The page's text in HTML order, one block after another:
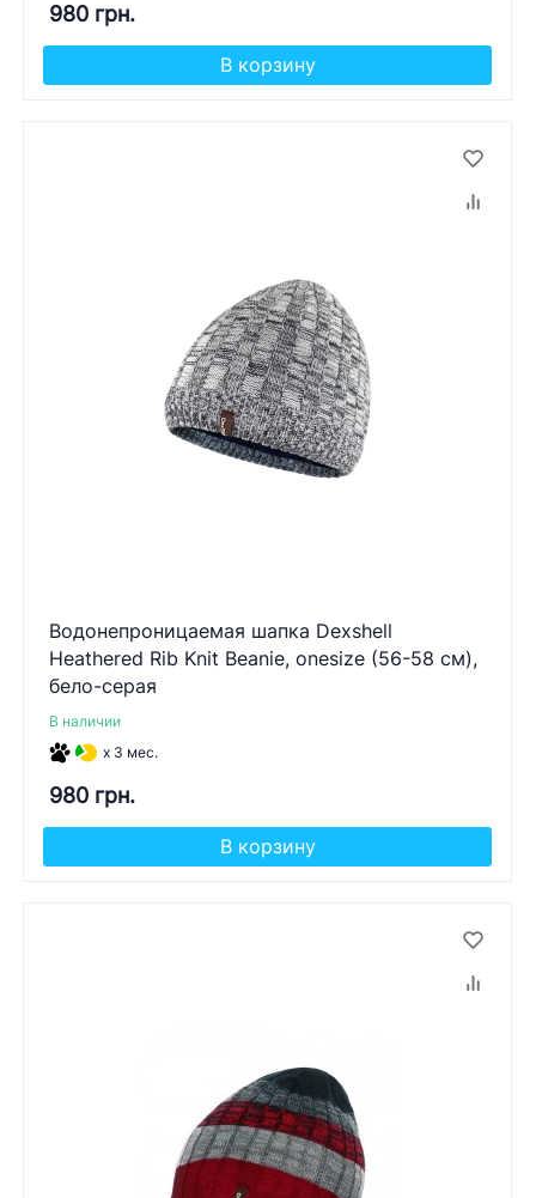
980 грн.
В корзину
Водонепроницаемая шапка Dexshell
Heathered Rib Knit Beanie, onesize (56-58 см),
бело-серая
В наличии
x 3 мес.
980 грн.
В корзину